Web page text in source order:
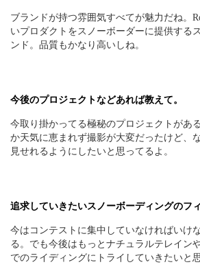
ブランドが持つ雰囲気すべてが魅力だね。
いプロダクトをスノーボーダーに提供する
ンド。品質もかなり高いしね。
今後のプロジェクトなどあれば教えて。
今取り掛かってる極秘のプロジェクトがあ
か天気に恵まれず撮影が大変だったけど、
見せれるようにしたいと思ってるよ。
追求していきたいスノーボーディングのフ
今はコンテストに集中していなければいけ
る。でも今後はもっとナチュラルテレイン
でのライディングにトライしていきたいと